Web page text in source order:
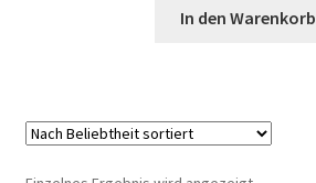
In den Warenkorb